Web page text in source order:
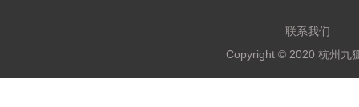
联系我们
Copyright © 2020 杭州九